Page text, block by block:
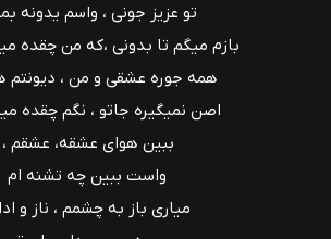
تو عزیز جونی ، واسم یدونه
بازم میگم تا بدونی ،که من چقده
همه جوره عشقی و من ، دیونتم
اصن نمیگیره جاتو ، نگم چقده
ببین هوای عشقه، عشقم ،
واست ببین چه تشنه ام
میاری باز به چشمم ، ناز و